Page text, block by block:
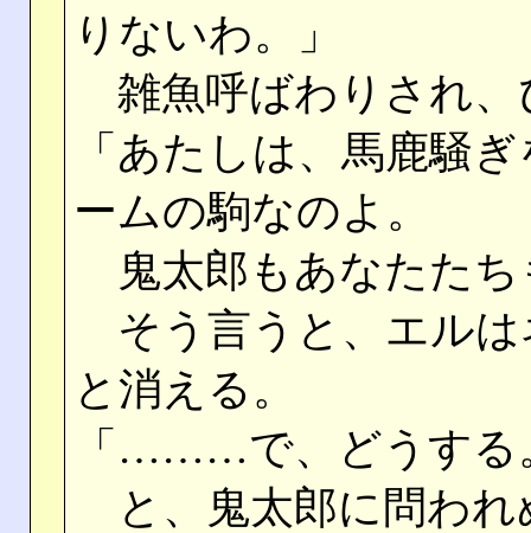
りないわ。」
雑魚呼ばわりされ、
「あたしは、馬鹿騒
ームの駒なのよ。
鬼太郎もあなたたち
そう言うと、エルは
と消える。
「………で、どうする
と、鬼太郎に問われ